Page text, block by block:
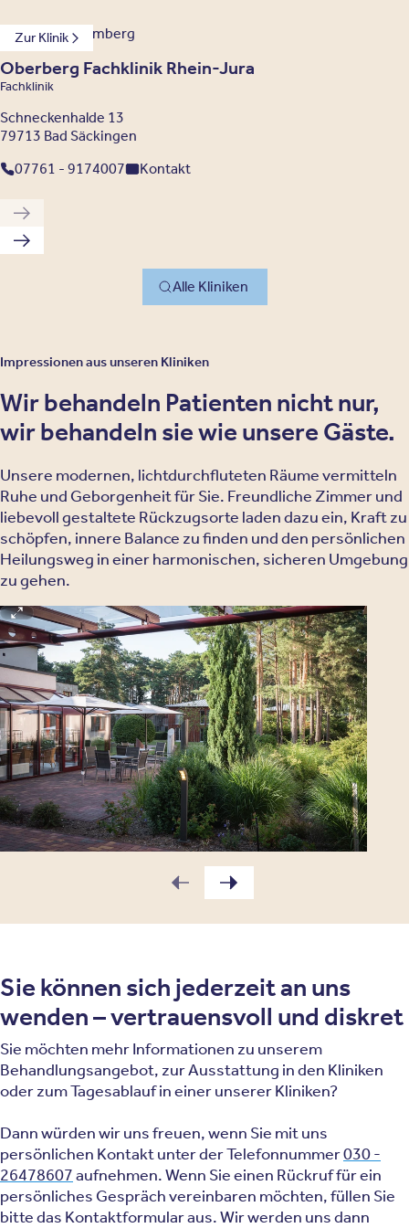
Zur Klinik
Baden-Württemberg
Oberberg Fachklinik Rhein-Jura
Fachklinik
Schneckenhalde 13
79713 Bad Säckingen
07761 - 9174007
Kontakt
Vorherige Klinik
Nächste Klinik
Alle Kliniken
Impressionen aus unseren Kliniken
Wir behandeln Patienten nicht nur,
wir behandeln sie wie unsere Gäste.
Unsere modernen, lichtdurchfluteten Räume vermitteln
Ruhe und Geborgenheit für Sie. Freundliche Zimmer und
liebevoll gestaltete Rückzugsorte laden dazu ein, Kraft zu
schöpfen, innere Balance zu finden und den persönlichen
Heilungsweg in einer harmonischen, sicheren Umgebung
zu gehen.
Sie können sich jederzeit an uns
wenden – vertrauensvoll und diskret
Sie möchten mehr Informationen zu unserem
Behandlungsangebot, zur Ausstattung in den Kliniken
oder zum Tagesablauf in einer unserer Kliniken?
Dann würden wir uns freuen, wenn Sie mit uns
persönlichen Kontakt unter der Telefonnummer030 -
26478607aufnehmen. Wenn Sie einen Rückruf für ein
persönliches Gespräch vereinbaren möchten, füllen Sie
bitte das Kontaktformular aus. Wir werden uns dann